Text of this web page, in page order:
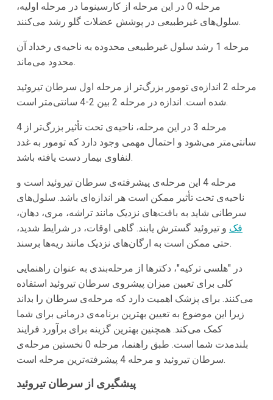
مرحله 0
در این مرحله از کارسینوما در مرحله اولیه،
سلول‌های غیرطبیعی در پوشش عضلات گلو رشد می‌کنند.
مرحله 1
رشد سلول غیرطبیعی محدوده به ناحیه‌ی رخداد آن
محدود می‌ماند.
مرحله 2
اندازه‌ی تومور بزرگ‌تر از مرحله اول سرطان تیروئید
شده است. اندازه در مرحله 2 بین 2-4 سانتی‌متر است.
مرحله 3
در این مرحله، ناحیه‌ی تحت تأثیر بزرگ‌تر از 4
سانتی‌متر می‌شود و احتمال مهمی وجود دارد که تومور به غدد
لنفاوی بیمار دست یافته باشد.
مرحله 4
این مرحله‌ی پیشرفته‌ی سرطان تیروئید است و
ناحیه‌ی تحت تأثیر ممکن است هر اندازه‌ای باشد. سلول‌های
سرطانی شاید به بافت‌های نزدیک مانند تراشه، مری، دهان،
فک و تیروئید گسترش یابند. گاهی اوقات، در شرایط شدید،
حتی ممکن است به ارگان‌های نزدیک مانند ریه‌ها برسند.
در "هلسی ترکیه"، دکترها از مرحله‌بندی به عنوان راهنمایی
کلی برای تعیین میزان پیشروی سرطان تیروئید استفاده
می‌کنند. برای پزشک اهمیت دارد که مرحله‌ی سرطان را بداند
زیرا این موضوع به تعیین بهترین برنامه‌ی درمانی برای شما
کمک می‌کند. همچنین بهترین گزینه برای برآورد فرایند
بلندمدت شما است. طبق راهنما، مرحله 0 نخستین مرحله‌ی
سرطان تیروئید و مرحله 4 پیشرفته‌ترین مرحله است.
پیشگیری از سرطان تیروئید